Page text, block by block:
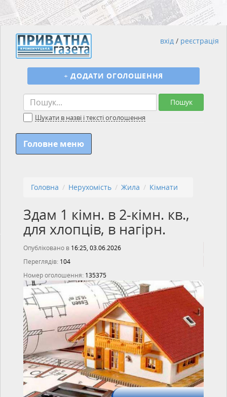
Пошук
Шукати в назві і тексті оголошення
+ ДОДАТИ ОГОЛОШЕННЯ
вхід / реєстрація
Головне меню
Головна Нерухомість Жила Кімнати
Здам 1 кімн. в 2-кімн. кв.,
для хлопців, в нагірн.
Опубліковано в 16:25, 03.06.2026
Переглядів: 104
Номер оголошення: 135375